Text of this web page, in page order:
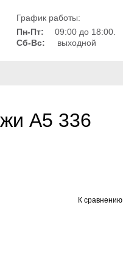
График работы:
Пн-Пт:
09:00 до 18:00.
Сб-Вс:
выходной
А5 336
К сравнению